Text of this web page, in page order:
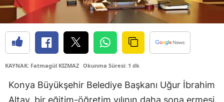
Denizli
Diyarbakır
Edirne
Erzincan
KAYNAK: Fatmagül KIZMAZ Okunma Süresi: 1 dk
Konya Büyükşehir Belediye Başkanı Uğur İbrahim
Altay, bir eğitim-öğretim yılının daha sona ermesi